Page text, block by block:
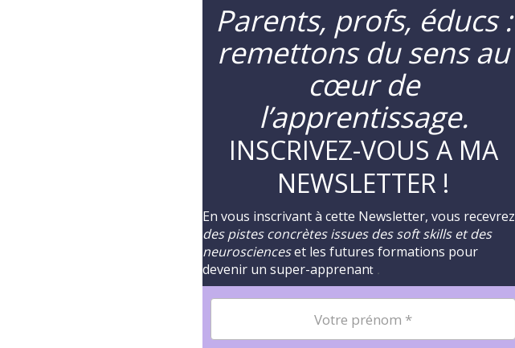
Parents, profs, éducs :
remettons du sens au
cœur de
l’apprentissage.
INSCRIVEZ-VOUS A MA
NEWSLETTER !
En vous inscrivant à cette Newsletter, vous recevrez
des pistes concrètes issues des soft skills et des
neuroscienceset les futures formations pour
devenir un super-apprenant .